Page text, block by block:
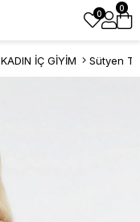
0
0
KADIN İÇ GİYİM Sütyen